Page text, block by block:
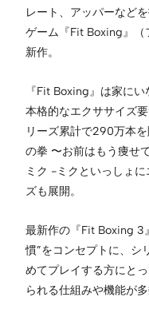
レート、アッパーなど
ゲーム『Fit Boxing』（
新作。
『Fit Boxing』は家に
本格的なエクササイズ
リーズ累計で290万本
の拳 〜お前はもう痩せ
ミク -ミクといっしょ
ズも展開。
最新作の『Fit Boxing 3
慣”をコンセプトに、シ
めてプレイする方にと
られる仕組みや機能が